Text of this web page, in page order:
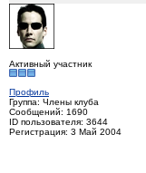
Активный участник
Профиль
Группа: Члены клуба
Сообщений: 1690
ID пользователя: 3644
Регистрация: 3 Май 2004